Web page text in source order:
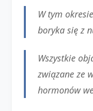
W tym
boryka się z
Wszystkie
związane ze
hormonów